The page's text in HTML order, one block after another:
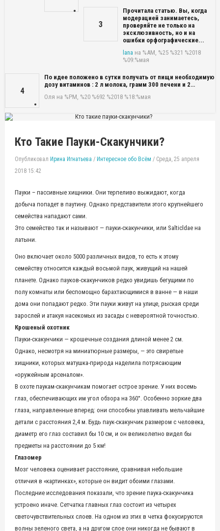
3
Прочитала статью. Вы, когда
модерацией занимаетесь,
проверяйте не только на
эксклюзивность, но и на
ошибки орфографические...
lana на %AM, %25 %321 %2018
%09:%мая
4
По идее положено в сутки получать от пищи необходимую
дозу витаминов : 2 л молока, грамм 300 печени и 2…
Оля на %PM, %20 %692 %2018 %18:%мая
Кто Такие Пауки-Скакунчики?
Опубликовал Ирина Игнатьева / Интересное обо Всём / Среда, 25 апреля
2018 15:42
Пауки – пассивные хищники. Они терпеливо выжидают, когда
добыча попадет в паутину. Однако представители этого крупнейшего
семейства нападают сами.
Это семейство так и называют — пауки-скакунчики, или Salticldae на
латыни.
Оно включает около 5000 различных видов, то есть к этому
семейству относится каждый восьмой паук, живущий на нашей
планете. Однако пауков-скакунчиков редко увидишь бегущими по
полу комнаты или беспомощно барахтающимися в ванне — в наши
дома они попадают редко. Эти пауки живут на улице, рыская среди
зарослей и атакуя насекомых из засады с невероятной точностью.
Крошеный охотник
Пауки-скакунчики — крошечные создания длиной менее 2 см.
Однако, несмотря на миниатюрные размеры, — это свирепые
хищники, которых матушка-природа наделила потрясающим
«оружейным арсеналом».
В охоте паукам-скакунчикам помогает острое зрение. У них восемь
глаз, обеспечивающих им угол обзора на 360°. Особенно зоркие два
глаза, направленные вперед: они способны улавливать мельчайшие
детали с расстояния 2,4 м. Будь паук-скакунчик размером с человека,
диаметр его глаз составил бы 10 см, и он великолепно видел бы
предметы на расстоянии до 5 км!
Глазомер
Мозг человека оценивает расстояние, сравнивая небольшие
отличия в «картинках», которые он видит обоими глазами.
Последние исследования показали, что зрение паука-скакунчика
устроено иначе. Сетчатка главных глаз состоит из четырех
светочувствительных слоев. На одном из этих в четка фокусируются
волны зеленого света, а на другом слое они никогда не бывают в